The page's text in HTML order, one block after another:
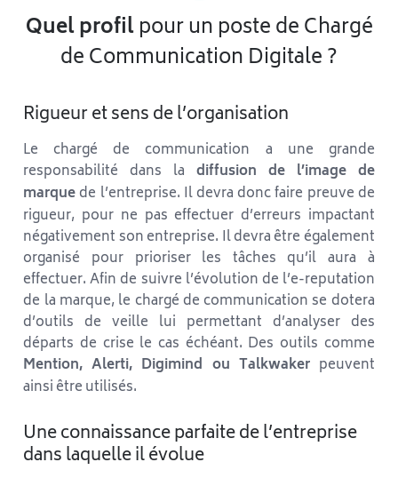
Quel profilpour un poste de Chargé
de Communication Digitale ?
Rigueur et sens de l’organisation
Le chargé de communication a une grande
responsabilité dans la diffusion de l’image de
marquede l’entreprise. Il devra donc faire preuve de
rigueur, pour ne pas effectuer d’erreurs impactant
négativement son entreprise. Il devra être également
organisé pour prioriser les tâches qu’il aura à
effectuer. Afin de suivre l’évolution de l’e-reputation
de la marque, le chargé de communication se dotera
d’outils de veille lui permettant d’analyser des
départs de crise le cas échéant. Des outils comme
Mention, Alerti, Digimind ou Talkwakerpeuvent
ainsi être utilisés.
Une connaissance parfaite de l’entreprise
dans laquelle il évolue